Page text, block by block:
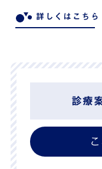
詳しくはこちら
診療